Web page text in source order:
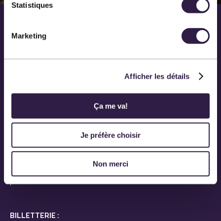
Statistiques
Marketing
Afficher les détails
Ça me va!
Je préfère choisir
Non merci
(Québec) G6E 1E6
Près de Lévis et Québec
À seulement 25 minutes des ponts
F
BILLETTERIE :